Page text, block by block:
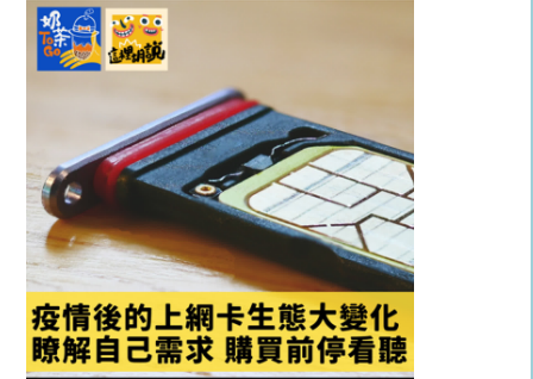
播
器